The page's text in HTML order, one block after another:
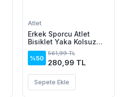
Atlet
Erkek Sporcu Atlet
Bisiklet Yaka Kolsuz
Yazlık Atlet - Su Yeşili
%50
561,99 TL
280,99 TL
Sepete Ekle